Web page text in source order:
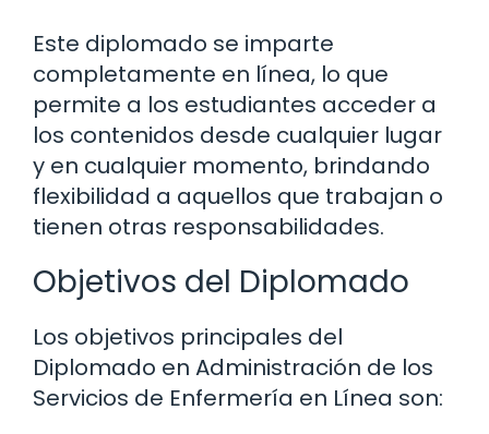
Este diplomado se imparte
completamente en línea, lo que
permite a los estudiantes acceder a
los contenidos desde cualquier lugar
y en cualquier momento, brindando
flexibilidad a aquellos que trabajan o
tienen otras responsabilidades.
Objetivos del Diplomado
Los objetivos principales del
Diplomado en Administración de los
Servicios de Enfermería en Línea son: